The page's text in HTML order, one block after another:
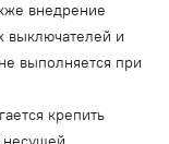
внедрение
выключателей и
выполняется при
крепить